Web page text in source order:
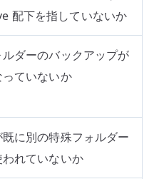
配下を指していないか
ダーのバックアップが
ていないか
に別の特殊フォルダー
れていないか